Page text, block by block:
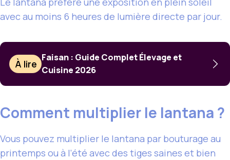
avec au moins 6 heures de lumière directe par jour.
À lire
Faisan : Guide Complet Élevage et
Cuisine 2026
Comment multiplier le lantana ?
Vous pouvez multiplier le lantana par bouturage au
printemps ou à l’été avec des tiges saines et bien